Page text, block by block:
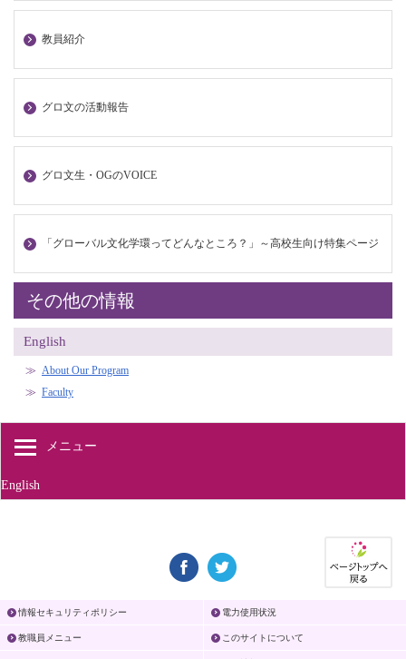
教員紹介
グロ文の活動報告
グロ文生・OGのVOICE
「グローバル文化学環ってどんなところ？」～高校生向け特集ページ
その他の情報
English
About Our Program
Faculty
メニュー
English
情報セキュリティポリシー 電力使用状況
教職員メニュー このサイトについて